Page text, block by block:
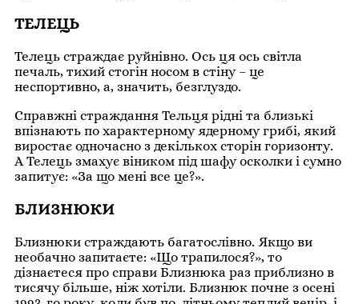
ТЕЛЕЦЬ
Телець страждає руйнівно. Ось ця ось світла
печаль, тихий стогін носом в стіну – це
неспортивно, а, значить, безглуздо.
Справжні страждання Тельця рідні та близькі
впізнають по характерному ядерному грибі, який
виростає одночасно з декількох сторін горизонту.
А Телець змахує віником під шафу осколки і сумно
запитує: «За що мені все це?».
БЛИЗНЮКИ
Близнюки страждають багатослівно. Якщо ви
необачно запитаєте: «Що трапилося?», то
дізнаєтеся про справи Близнюка раз приблизно в
тисячу більше, ніж хотіли. Близнюк почне з осені